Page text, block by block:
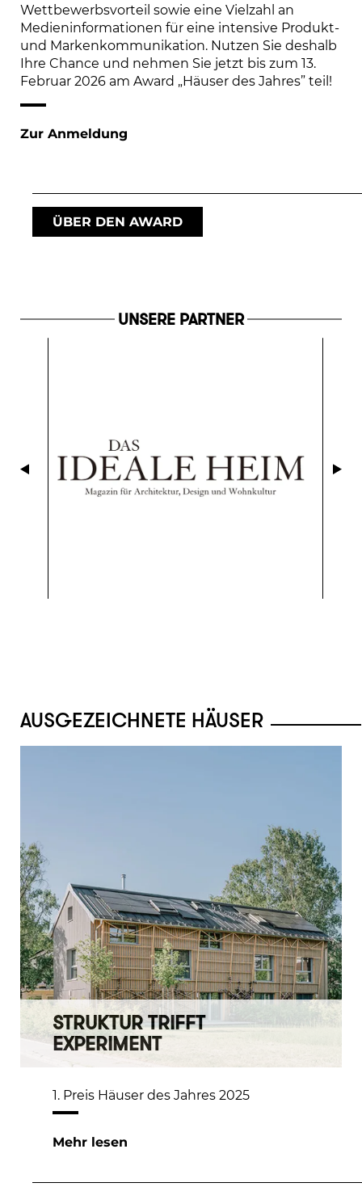
Wettbewerbsvorteil sowie eine Vielzahl an
Medieninformationen für eine intensive Produkt-
und Markenkommunikation. Nutzen Sie deshalb
Ihre Chance und nehmen Sie jetzt bis zum 13.
Februar 2026 am Award „Häuser des Jahres” teil!
Zur Anmeldung
ÜBER DEN AWARD
UNSERE PARTNER
AUSGEZEICHNETE HÄUSER
STRUKTUR TRIFFT
EXPERIMENT
1. Preis Häuser des Jahres 2025
Mehr lesen